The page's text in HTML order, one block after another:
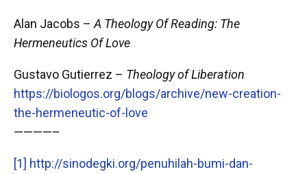
Alan Jacobs – A Theology Of Reading: The
Hermeneutics Of Love
Gustavo Gutierrez – Theology of Liberation
https://biologos.org/blogs/archive/new-creation-
the-hermeneutic-of-love
————–
[1] http://sinodegki.org/penuhilah-bumi-dan-